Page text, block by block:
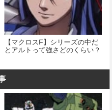
【マクロスF】シリーズの中だ
とアルトって強さどのくらい？